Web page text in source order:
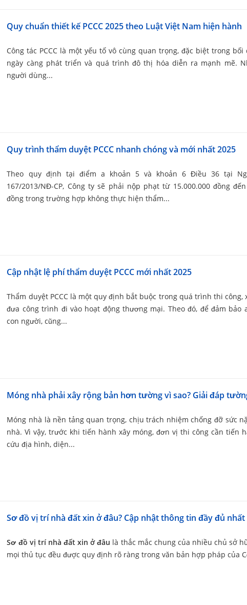
Quy chuẩn thiết kế PCCC 2025 theo Luật Việt Nam hiện hành
Công tác PCCC là một yếu tố vô cùng quan trọng, đặc biệt trong bối
ngày càng phát triển và quá trình đô thị hóa diễn ra mạnh mẽ.
người dùng...
Quy trình thẩm duyệt PCCC nhanh chóng và mới nhất 2025
Theo quy định tại điểm a khoản 5 và khoản 6 Điều 36 tại
167/2013/NĐ-CP, Công ty sẽ phải nộp phạt từ 15.000.000 đồng đến
đồng trong trường hợp không thực hiện thẩm...
Cập nhật lệ phí thẩm duyệt PCCC mới nhất 2025
Thẩm duyệt PCCC là một quy định bắt buộc trong quá trình thi công,
đưa công trình đi vào hoạt động thương mại. Theo đó, để đảm bảo
con người, cũng...
Móng nhà phải xây rộng bản hơn tường vì sao? Giải đáp
Móng nhà là nền tảng quan trọng, chịu trách nhiệm chống đỡ sức
nhà. Vì vậy, trước khi tiến hành xây móng, đơn vị thi công cần tiến
cứu địa hình, diện...
Sơ đồ vị trí nhà đất xin ở đâu? Cập nhật thông tin đầy đủ nhất
Sơ đồ vị trí nhà đất xin ở đâu là thắc mắc chung của nhiều chủ sở
mọi thủ tục đều được quy định rõ ràng trong văn bản hợp pháp của